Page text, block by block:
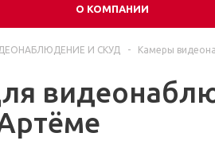
О КОМПАНИИ
И СКУД - Камеры